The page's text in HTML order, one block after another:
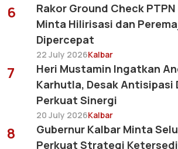
6
Rakor Ground Check
Minta Hilirisasi dan
Dipercepat
22 July 2026Kalbar
7
Heri Mustamin Ingatkan
Karhutla, Desak Antisipasi
Perkuat Sinergi
20 July 2026Kalbar
8
Gubernur Kalbar Minta
Perkuat Strategi